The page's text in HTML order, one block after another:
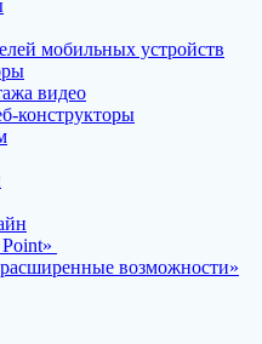
мобильных устройств
видео
конструкторы
возможности»